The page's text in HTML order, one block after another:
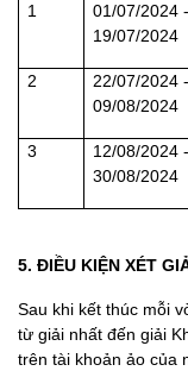
1
01/07/2024 -
19/07/2024
2
22/07/2024 -
09/08/2024
3
12/08/2024 -
30/08/2024
5. ĐIỀU KIỆN XÉT
Sau khi kết thúc mỗi
từ giải nhất đến giải
trên tài khoản ảo của